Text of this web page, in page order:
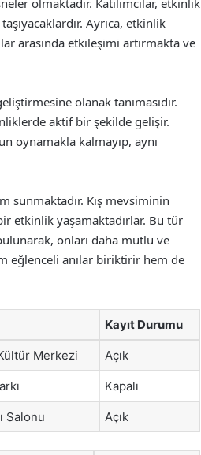
olmaktadır. Katılımcılar, etkinlik
Ayrıca, etkinlik
arasında etkileşimi artırmakta ve
olanak tanımasıdır.
aktif bir şekilde gelişir.
oynamakla kalmayıp, aynı
sunmaktadır. Kış mevsiminin
etkinlik yaşamaktadırlar. Bu tür
onları daha mutlu ve
eğlenceli anılar biriktirir hem de
Kayıt Durumu
Merkezi Açık
Kapalı
Salonu Açık